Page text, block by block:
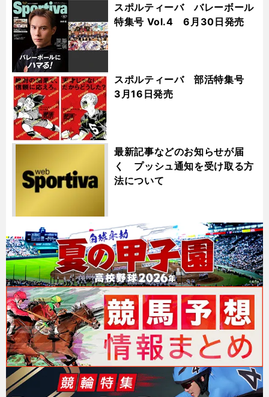
スポルティーバ バレーボール
特集号 Vol.4 6月30日発売
スポルティーバ 部活特集号
3月16日発売
最新記事などのお知らせが届
く プッシュ通知を受け取る方
法について